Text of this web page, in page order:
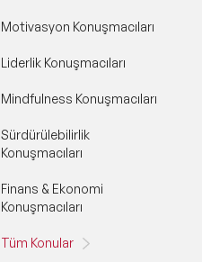
Motivasyon Konuşmacıları
Liderlik Konuşmacıları
Mindfulness Konuşmacıları
Sürdürülebilirlik
Konuşmacıları
Finans & Ekonomi
Konuşmacıları
Tüm Konular